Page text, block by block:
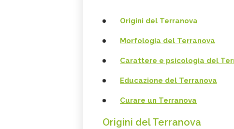
Origini del Terranova
Morfologia del Terranova
Carattere e psicologia del
Educazione del Terranova
Curare un Terranova
Origini del Terranova